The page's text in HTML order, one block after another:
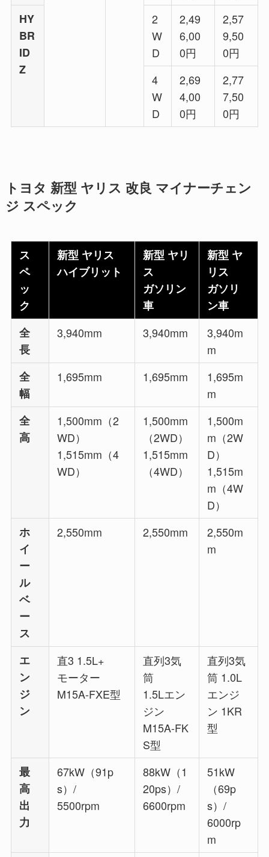
HY
BR
ID
Z
2
W
D
2,49
6,00
0円
2,57
9,50
0円
4
W
D
2,69
4,00
0円
2,77
7,50
0円
トヨタ 新型 ヤリス 改良 マイナーチェン
ジ スペック
ス
ペ
ッ
ク
新型 ヤリス
ハイブリット
新型 ヤリ
ス
ガソリン
車
新型 ヤ
リス
ガソリ
ン車
全
長
3,940mm 3,940mm
3,940m
m
全
幅
1,695mm 1,695mm
1,695m
m
全
高
1,500mm（2
WD）
1,515mm（4
WD）
1,500mm
（2WD）
1,515mm
（4WD）
1,500m
m（2W
D）
1,515m
m（4W
D）
ホ
イ
ー
ル
ベ
ー
ス
2,550mm 2,550mm
2,550m
m
エ
ン
ジ
ン
直3 1.5L+
モーター
M15A-FXE型
直列3気
筒
1.5Lエン
ジン
M15A-FK
S型
直列3気
筒 1.0L
エンジ
ン 1KR
型
最
高
出
力
67kW（91p
s）/
5500rpm
88kW（1
20ps）/
6600rpm
51kW
（69p
s）/
6000rp
m